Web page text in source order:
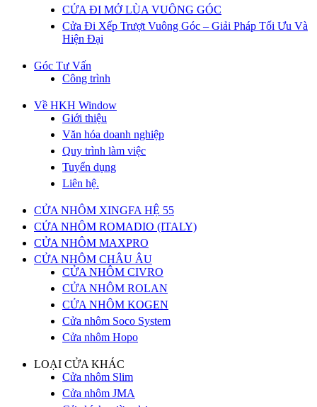
CỬA ĐI MỞ LÙA VUÔNG GÓC
Cửa Đi Xếp Trượt Vuông Góc – Giải Pháp Tối Ưu Và
Hiện Đại
Góc Tư Vấn
Công trình
Về HKH Window
Giới thiệu
Văn hóa doanh nghiệp
Quy trình làm việc
Tuyển dụng
Liên hệ.
CỬA NHÔM XINGFA HỆ 55
CỬA NHÔM ROMADIO (ITALY)
CỬA NHÔM MAXPRO
CỬA NHÔM CHÂU ÂU
CỬA NHÔM CIVRO
CỬA NHÔM ROLAN
CỬA NHÔM KOGEN
Cửa nhôm Soco System
Cửa nhôm Hopo
LOẠI CỬA KHÁC
Cửa nhôm Slim
Cửa nhôm JMA